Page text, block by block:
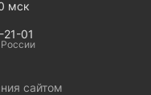
мск
01
сайтом